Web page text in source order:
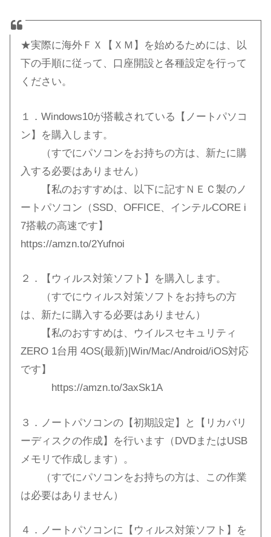
★実際に海外ＦＸ【ＸＭ】を始めるためには、以
下の手順に従って、口座開設と各種設定を行って
ください。
１．Windows10が搭載されている【ノートパソコ
ン】を購入します。
（すでにパソコンをお持ちの方は、新たに購
入する必要はありません）
【私のおすすめは、以下に記すＮＥＣ製のノ
ートパソコン（SSD、OFFICE、インテルCORE i
7搭載の高速です】
https://amzn.to/2Yufnoi
２．【ウィルス対策ソフト】を購入します。
（すでにウィルス対策ソフトをお持ちの方
は、新たに購入する必要はありません）
【私のおすすめは、ウイルスセキュリティ
ZERO 1台用 4OS(最新)|Win/Mac/Android/iOS対応
です】
https://amzn.to/3axSk1A
３．ノートパソコンの【初期設定】と【リカバリ
ーディスクの作成】を行います（DVDまたはUSB
メモリで作成します）。
（すでにパソコンをお持ちの方は、この作業
は必要はありません）
４．ノートパソコンに【ウィルス対策ソフト】を